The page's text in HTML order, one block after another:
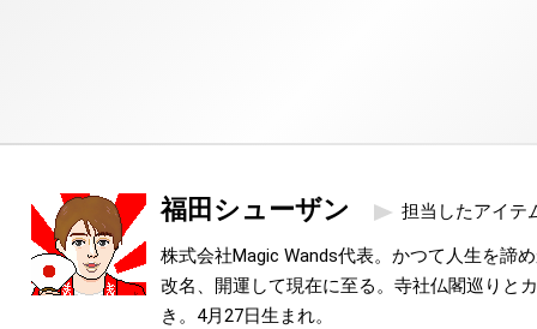
福田シューザン 担当したアイテ
株式会社Magic Wands代表。かつて人生を諦
改名、開運して現在に至る。寺社仏閣巡りと
き。4月27日生まれ。